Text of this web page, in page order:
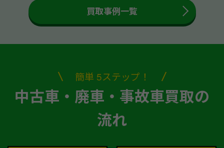
買取事例一覧
簡単 5ステップ！
中古車・廃車・事故車買取の
流れ